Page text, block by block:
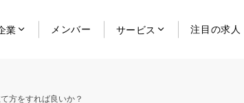
業 メンバー サービス 注目の求人
方をすれば良いか？